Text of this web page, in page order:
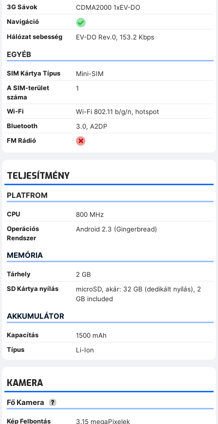
3G Sávok
CDMA2000 1xEV-DO
Navigáció
Hálózat sebesség
EV-DO Rev.0, 153.2 Kbps
EGYÉB
SIM Kártya Típus
Mini-SIM
A SIM-terület
száma
1
Wi-Fi
Wi-Fi 802.11 b/g/n, hotspot
Bluetooth
3.0, A2DP
FM Rádió
TELJESÍTMÉNY
PLATFROM
CPU
800 MHz
Operációs
Rendszer
Android 2.3 (Gingerbread)
MEMÓRIA
Tárhely
2 GB
SD Kártya nyílás
microSD, akár: 32 GB (dedikált nyílás), 2
GB included
AKKUMULÁTOR
Kapacítás
1500 mAh
Típus
Li-Ion
KAMERA
Fő Kamera
Kép Felbontás
3.15 megaPixelek